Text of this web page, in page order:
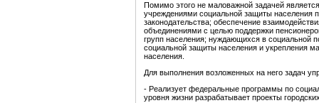
Помимо этого не маловажной задачей
учреждениями социальной защиты
законодательства; обеспечение
объединениями с целью поддержки
групп населения; нуждающихся в социальной
социальной защиты населения и укрепления
населения.
Для выполнения возложенных на него задач
- Реализует федеральные программы по
уровня жизни разрабатывает проекты